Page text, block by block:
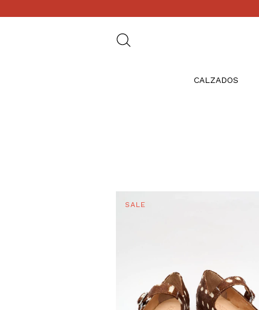
CALZADOS